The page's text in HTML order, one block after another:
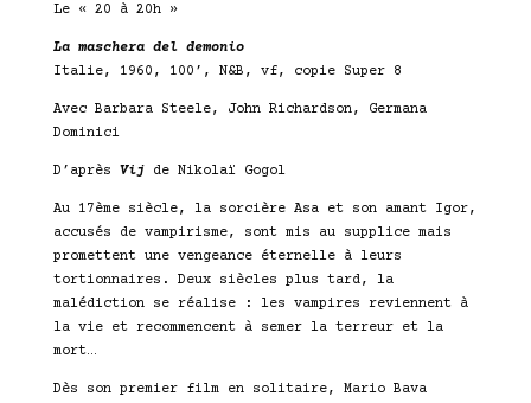
Le « 20 à 20h »
La maschera del demonio
Italie, 1960, 100’, N&B, vf, copie Super 8
Avec Barbara Steele, John Richardson, Germana
Dominici
D’après Vijde Nikolaï Gogol
Au 17ème siècle, la sorcière Asa et son amant Igor,
accusés de vampirisme, sont mis au supplice mais
promettent une vengeance éternelle à leurs
tortionnaires. Deux siècles plus tard, la
malédiction se réalise : les vampires reviennent à
la vie et recommencent à semer la terreur et la
mort…
Dès son premier film en solitaire, Mario Bava